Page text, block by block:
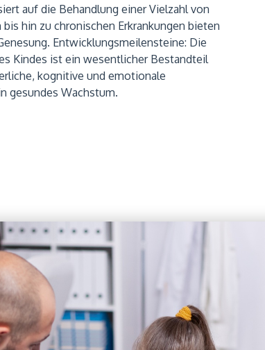
auf die Behandlung einer Vielzahl von
hin zu chronischen Erkrankungen bieten
Entwicklungsmeilensteine: Die
Kindes ist ein wesentlicher Bestandteil
kognitive und emotionale
gesundes Wachstum.